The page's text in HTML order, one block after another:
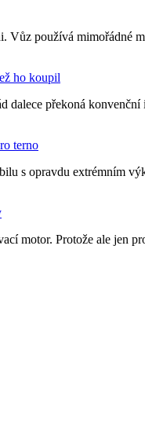
používá mimořádné
ho koupil
dalece překoná
terno
s opravdu extrémním
motor. Protože ale jen